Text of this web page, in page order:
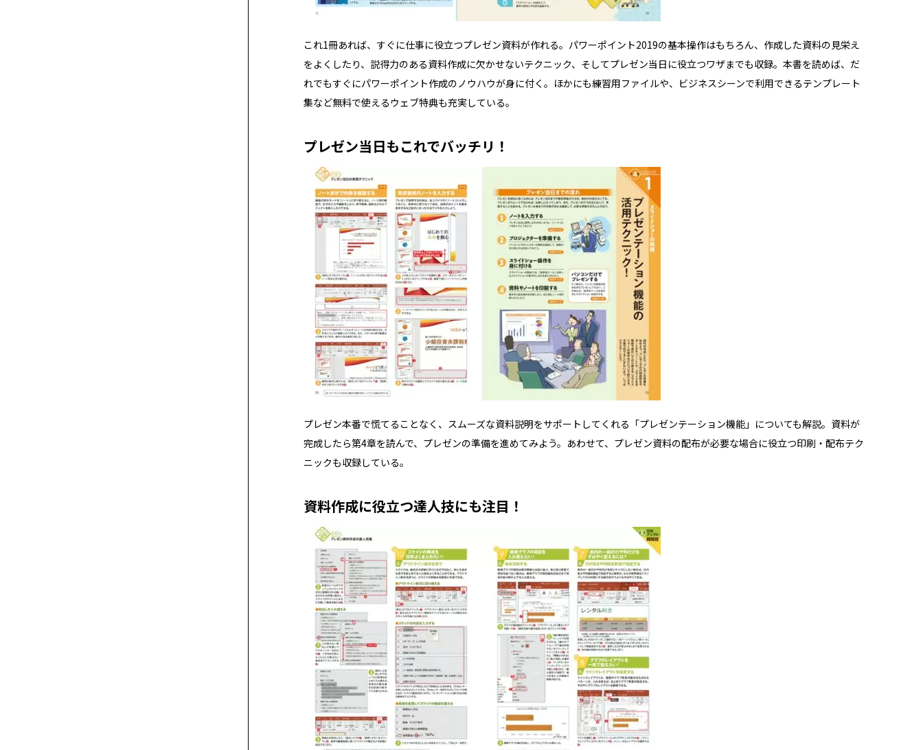
これ1冊あれば、すぐに仕事に役立つプレゼン資料が作れる。パワーポイント2019の基本操作はもちろん、作成した資料の見栄え
をよくしたり、説得力のある資料作成に欠かせないテクニック、そしてプレゼン当日に役立つワザまでも収録。本書を読めば、だ
れでもすぐにパワーポイント作成のノウハウが身に付く。ほかにも練習用ファイルや、ビジネスシーンで利用できるテンプレート
集など無料で使えるウェブ特典も充実している。
プレゼン当日もこれでバッチリ！
プレゼン本番で慌てることなく、スムーズな資料説明をサポートしてくれる「プレゼンテーション機能」についても解説。資料が
完成したら第4章を読んで、プレゼンの準備を進めてみよう。あわせて、プレゼン資料の配布が必要な場合に役立つ印刷・配布テク
ニックも収録している。
資料作成に役立つ達人技にも注目！